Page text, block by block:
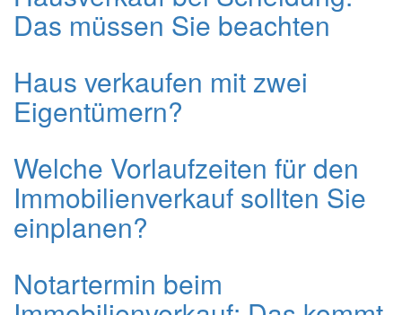
Das müssen Sie beachten
Haus verkaufen mit zwei
Eigentümern?
Welche Vorlaufzeiten für den
Immobilienverkauf sollten Sie
einplanen?
Notartermin beim